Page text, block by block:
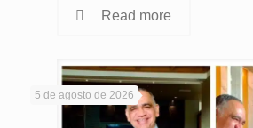
Read more
5 de agosto de 2026